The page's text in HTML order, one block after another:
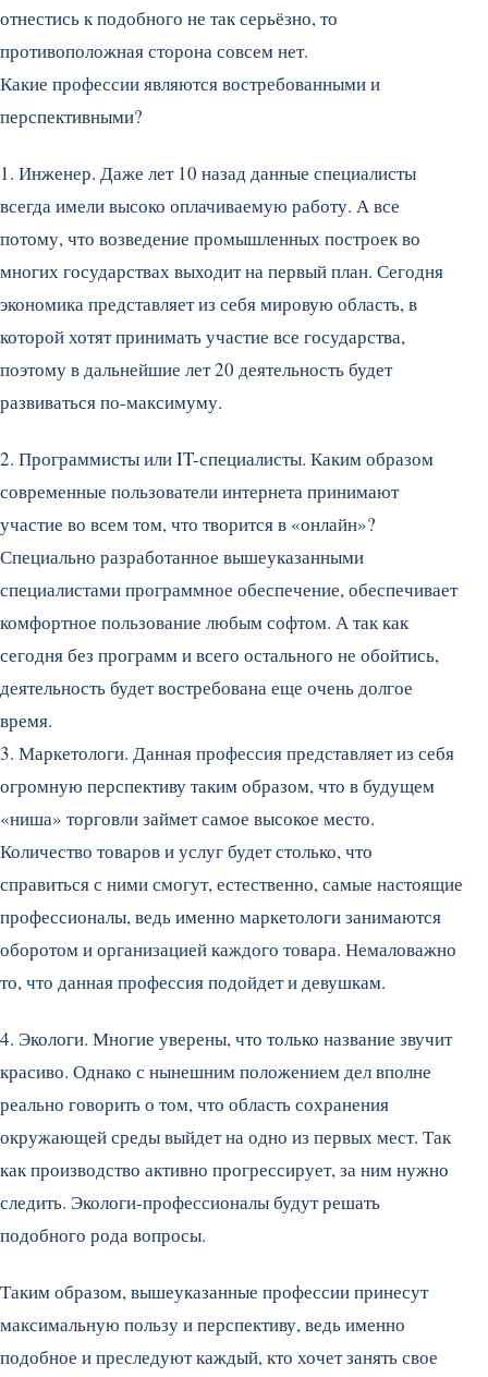
отнестись к подобного не так серьёзно, то
противоположная сторона совсем нет.
Какие профессии являются востребованными и
перспективными?
1. Инженер. Даже лет 10 назад данные специалисты
всегда имели высоко оплачиваемую работу. А все
потому, что возведение промышленных построек во
многих государствах выходит на первый план. Сегодня
экономика представляет из себя мировую область, в
которой хотят принимать участие все государства,
поэтому в дальнейшие лет 20 деятельность будет
развиваться по-максимуму.
2. Программисты или IT-специалисты. Каким образом
современные пользователи интернета принимают
участие во всем том, что творится в «онлайн»?
Специально разработанное вышеуказанными
специалистами программное обеспечение, обеспечивает
комфортное пользование любым софтом. А так как
сегодня без программ и всего остального не обойтись,
деятельность будет востребована еще очень долгое
время.
3. Маркетологи. Данная профессия представляет из себя
огромную перспективу таким образом, что в будущем
«ниша» торговли займет самое высокое место.
Количество товаров и услуг будет столько, что
справиться с ними смогут, естественно, самые настоящие
профессионалы, ведь именно маркетологи занимаются
оборотом и организацией каждого товара. Немаловажно
то, что данная профессия подойдет и девушкам.
4. Экологи. Многие уверены, что только название звучит
красиво. Однако с нынешним положением дел вполне
реально говорить о том, что область сохранения
окружающей среды выйдет на одно из первых мест. Так
как производство активно прогрессирует, за ним нужно
следить. Экологи-профессионалы будут решать
подобного рода вопросы.
Таким образом, вышеуказанные профессии принесут
максимальную пользу и перспективу, ведь именно
подобное и преследуют каждый, кто хочет занять свое